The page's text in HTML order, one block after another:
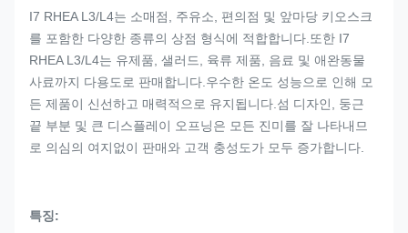
I7 RHEA L3/L4는 소매점, 주유소, 편의점 및 앞마당 키오스크
를 포함한 다양한 종류의 상점 형식에 적합합니다.또한 I7
RHEA L3/L4는 유제품, 샐러드, 육류 제품, 음료 및 애완동물
사료까지 다용도로 판매합니다.우수한 온도 성능으로 인해 모
든 제품이 신선하고 매력적으로 유지됩니다.섬 디자인, 둥근
끝 부분 및 큰 디스플레이 오프닝은 모든 진미를 잘 나타내므
로 의심의 여지없이 판매와 고객 충성도가 모두 증가합니다.
특징: